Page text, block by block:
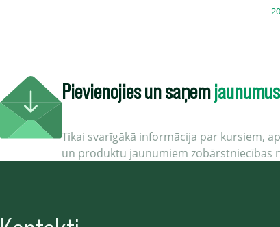
Pievienojies un saņem
Tikai svarīgākā informācija par kursiem,
un produktu jaunumiem zobārstniecības